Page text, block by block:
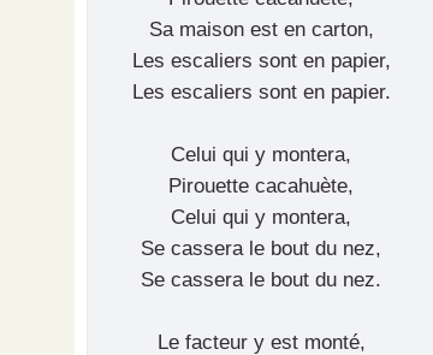
Sa maison est en carton,
Les escaliers sont en papier,
Les escaliers sont en papier.
Celui qui y montera,
Pirouette cacahuète,
Celui qui y montera,
Se cassera le bout du nez,
Se cassera le bout du nez.
Le facteur y est monté,